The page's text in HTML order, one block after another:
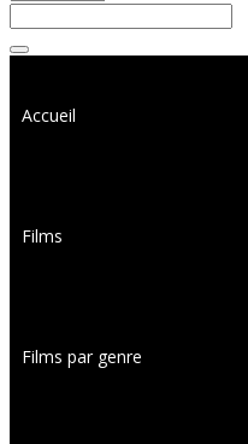
Accueil
Films
Films par genre